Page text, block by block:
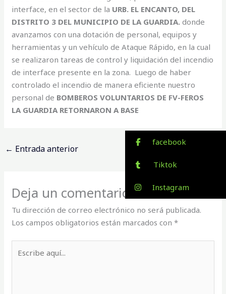
interface, en el sector de la URB. EL ENCANTO, DEL
DISTRITO 3 DEL MUNICIPIO DE LA GUARDIA.donde
avanzamos con una dotación de personal, equipos y
herramientas y un vehículo de Ataque Rápido, en la cual
se realizaron tareas de control y liquidación del incendio
de interface presente en la zona. Luego de haber
controlado el incendio de manera eficiente nuestro
personal de BOMBEROS VOLUNTARIOS DE FV-FEROS
LA GUARDIA RETORNARON A BASE
← Entrada anterior
Deja un comentario
Tu dirección de correo electrónico no será publicada.
Los campos obligatorios están marcados con*
aquí...
facebook
Tiktok
Instagram